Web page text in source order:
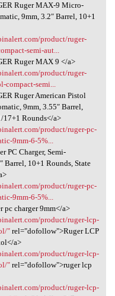
Ruger MAX-9 Micro-
9mm, 3.2″ Barrel, 10+1
product/ruger-
semi-aut...
Ruger MAX 9 </a>
product/ruger-
compact-semi...
Ruger American Pistol
9mm, 3.55″ Barrel,
17+1 Rounds</a>
product/ruger-pc-
9mm-6-5%...
PC Charger, Semi-
Barrel, 10+1 Rounds, State
product/ruger-pc-
9mm-6-5%...
charger 9mm</a>
product/ruger-lcp-
"rel="dofollow">Ruger LCP
a>
product/ruger-lcp-
"rel="dofollow">ruger lcp
product/ruger-lcp-